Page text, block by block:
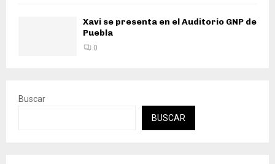
Xavi se presenta en el Auditorio GNP de
Puebla
0
Buscar
BUSCAR